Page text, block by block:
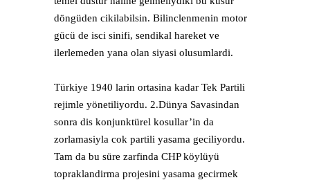
döngüden cikilabilsin. Bilinclenmenin motor
gücü de isci sinifi, sendikal hareket ve
ilerlemeden yana olan siyasi olusumlardi.
Türkiye 1940 larin ortasina kadar Tek Partili
rejimle yönetiliyordu. 2.Dünya Savasindan
sonra dis konjunktürel kosullar’in da
zorlamasiyla cok partili yasama geciliyordu.
Tam da bu süre zarfinda CHP köylüyü
topraklandirma projesini yasama gecirmek